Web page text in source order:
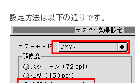
設定方法は以下の通りです。